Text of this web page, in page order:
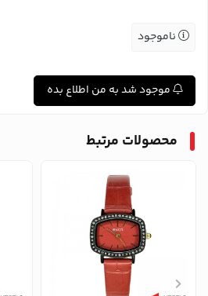
ناموجود
موجود شد به من اطلاع بده
محصولات مرتبط